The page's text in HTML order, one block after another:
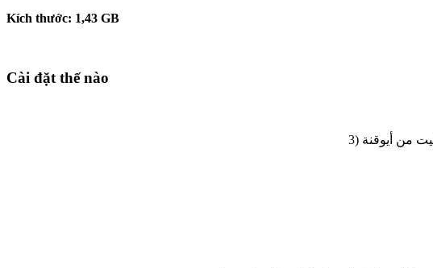
Kích thước: 1,43 GB
Cài đặt thế nào